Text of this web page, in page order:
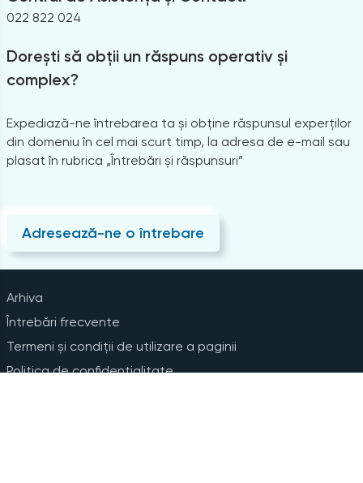
022 822 024
Dorești să obții un răspuns operativ și
complex?
Expediază-ne întrebarea ta și obține răspunsul experților
din domeniu în cel mai scurt timp, la adresa de e-mail sau
plasat în rubrica „Întrebări și răspunsuri”
Adresează-ne o întrebare
Arhiva
Întrebări frecvente
Termeni și condiții de utilizare a paginii
Politica de confidențialitate